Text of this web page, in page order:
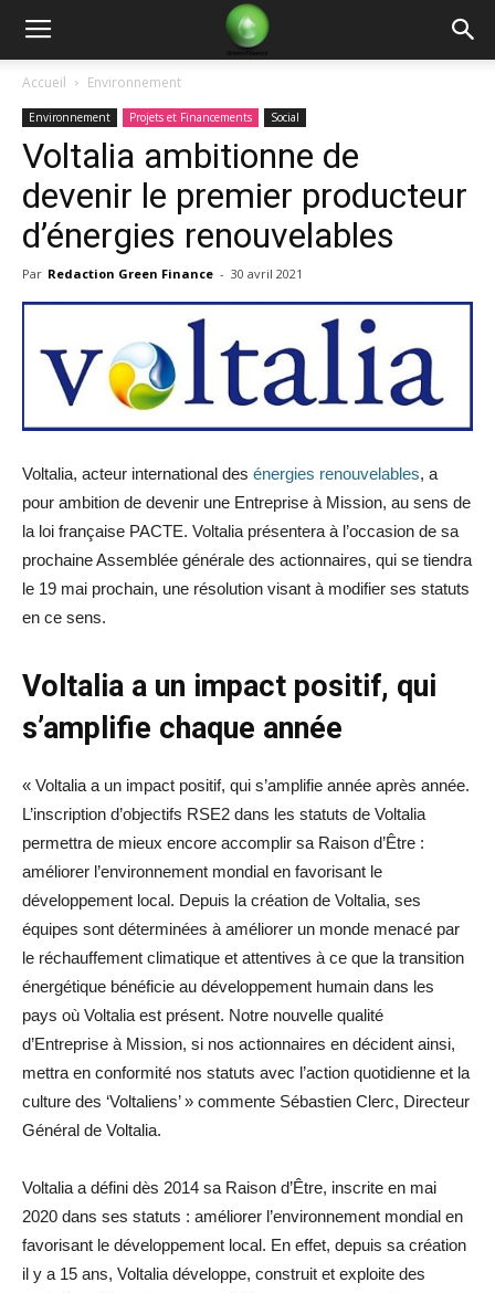
Green
Finance
Accueil Environnement
Environnement Projets et Financements Social
Voltalia ambitionne de
devenir le premier producteur
d’énergies renouvelables
Par Redaction Green Finance - 30 avril 2021
Voltalia, acteur international des énergies renouvelables, a
pour ambition de devenir une Entreprise à Mission, au sens de
la loi française PACTE. Voltalia présentera à l’occasion de sa
prochaine Assemblée générale des actionnaires, qui se tiendra
le 19 mai prochain, une résolution visant à modifier ses statuts
en ce sens.
Voltalia a un impact positif, qui
s’amplifie chaque année
« Voltalia a un impact positif, qui s’amplifie année après année.
L’inscription d’objectifs RSE2 dans les statuts de Voltalia
permettra de mieux encore accomplir sa Raison d’Être :
améliorer l’environnement mondial en favorisant le
développement local. Depuis la création de Voltalia, ses
équipes sont déterminées à améliorer un monde menacé par
le réchauffement climatique et attentives à ce que la transition
énergétique bénéficie au développement humain dans les
pays où Voltalia est présent. Notre nouvelle qualité
d’Entreprise à Mission, si nos actionnaires en décident ainsi,
mettra en conformité nos statuts avec l’action quotidienne et la
culture des ‘Voltaliens’ » commente Sébastien Clerc, Directeur
Général de Voltalia.
Voltalia a défini dès 2014 sa Raison d’Être, inscrite en mai
2020 dans ses statuts : améliorer l’environnement mondial en
favorisant le développement local. En effet, depuis sa création
il y a 15 ans, Voltalia développe, construit et exploite des